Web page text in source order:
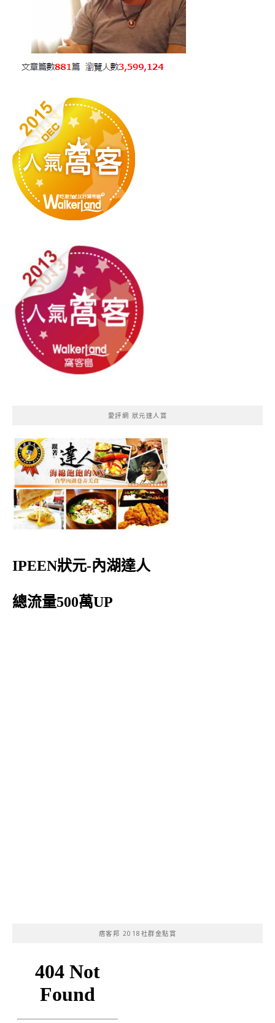
愛評網 狀元達人賞
IPEEN狀元-內湖達人
總流量500萬UP
痞客邦 2018社群金點賞